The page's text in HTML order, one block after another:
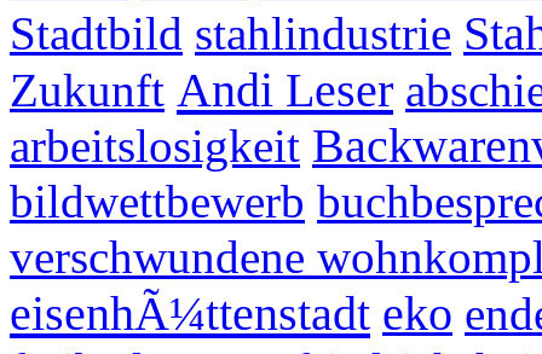
Stadtbild stahlindustrie
Zukunft Andi Leser
arbeitslosigkeit
bildwettbewerb
verschwundene
eisenhÃ¼ttenstadt eko